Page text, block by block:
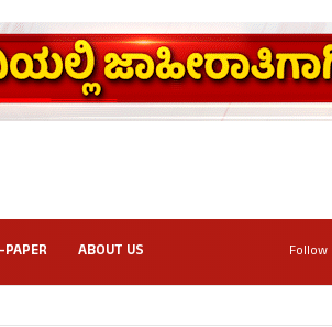
PAPER ABOUT US Follow